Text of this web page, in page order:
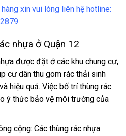
xin vui lòng liên hệ hotline:
nhựa ở Quận 12
được đặt ở các khu chung cư,
cư dân thu gom rác thải sinh
hiệu quả. Việc bố trí thùng rác
ý thức bảo vệ môi trường của
cộng: Các thùng rác nhựa